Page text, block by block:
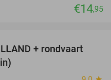
€14,95
14%
+ rondvaart